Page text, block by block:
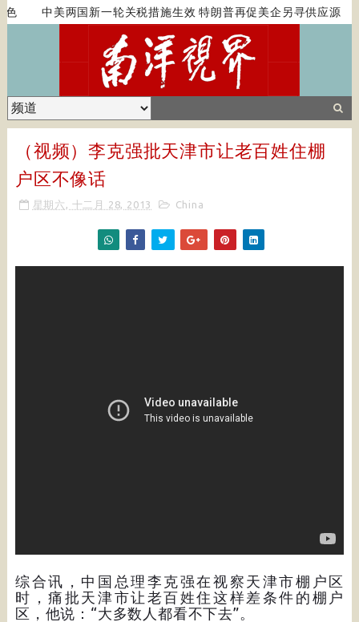
中美两国新一轮关税措施生效 特朗普再促美企另寻供应源
（视频）李克强批天津市让老百姓住棚
户区不像话
星期六, 十二月 28, 2013 China
综合讯，中国总理李克强在视察天津市棚户区
时，痛批天津市让老百姓住这样差条件的棚户
区，他说：“大多数人都看不下去”。